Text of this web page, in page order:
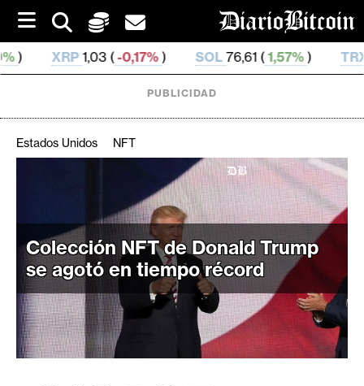
i
p
t
o
1,03 ( -0,17% ) SOL76,61 ( 1,57% ) TRX0,329 931 (
i
p
t
o
M
e
r
PUBLICIDAD
Estados Unidos NFT
Colección NFT de Donald Trump
se agotó en tiempo récord